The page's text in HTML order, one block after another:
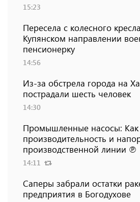
15:23
Пересела с колесного
Купянском направлении
пенсионерку
14:56
Из-за обстрела города на
пострадали шесть человек
14:30
Промышленные насосы: Как
производительность и
производственной линии ℗
14:11
Саперы забрали остатки
предприятия в Богодухове